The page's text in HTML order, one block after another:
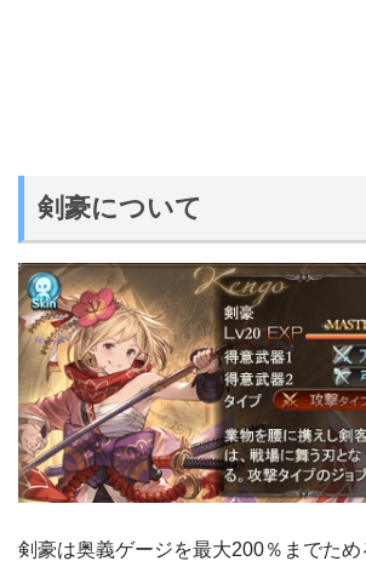
剣豪について
剣豪は奥義ゲージを最大200％までため